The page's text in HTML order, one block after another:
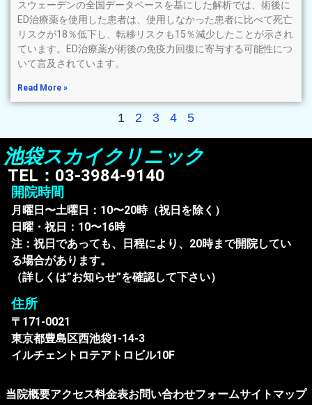
スウェーデンの全国データベースを基にした解析では、術後に
ED治療薬を使用した患者は、使用しなかった患者に比べて死亡
リスクが18％低下し、転移リスクも15％減少したことが示され
ています。ED治療薬が術後の免疫力回復に寄与する可能性につ
いて言及されています。
Read More »
1 2 3 4 5
池袋スカイクリニック
TEL：03-3984-9140
開院時間
月曜日〜土曜日：10〜20時（祝日を除く）
日曜・祝日：10〜16時
注：祝日であっても、日程により、20時まで開院してい
る場合があります。
（詳しくは”お知らせ”を確認して下さい）
住所
〒171-0021
東京都豊島区西池袋1-14-3
イルチェントロテアトロビル10F
当院概要アクセス料金表お問い合わせフォームサイトマップ